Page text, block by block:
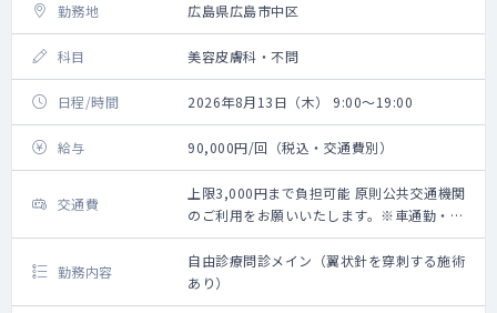
勤務地 広島県広島市中区
科目 美容皮膚科・不問
日程/時間 2026年8月13日（木） 9:00～19:00
給与 90,000円/回（税込・交通費別）
交通費
上限3,000円まで負担可能 原則公共交通機関
のご利用をお願いいたします。※車通勤・タ
クシー利用要相談
勤務内容
自由診療問診メイン（翼状針を穿刺する施術
あり）